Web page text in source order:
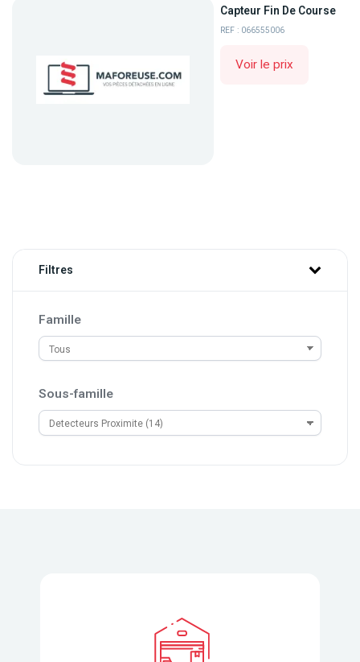
Capteur Fin De Course
REF : 066555006
Voir le prix
Filtres
Famille
Sous-famille